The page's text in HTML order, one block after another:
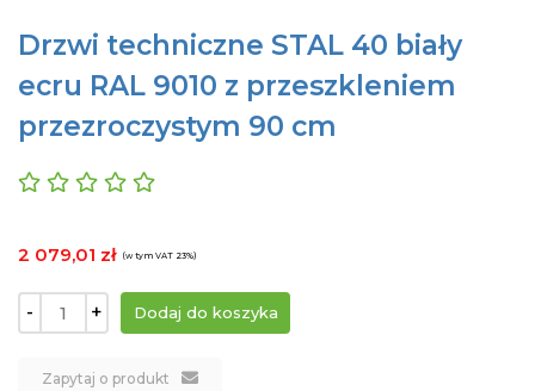
Drzwi techniczne STAL 40 biały
ecru RAL 9010 z przeszkleniem
przezroczystym 90 cm
2 079,01 zł (w tym VAT 23%)
- +
Zapytaj o produkt